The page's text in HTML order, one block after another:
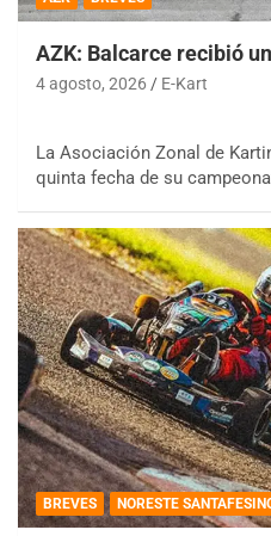
AZK: Balcarce recibió
4 agosto, 2026 E-Kart
La Asociación Zonal de
quinta fecha de su
BREVES NORESTE